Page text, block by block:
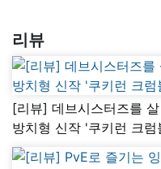
리뷰
[리뷰] 데브시스터즈를
방치형 신작 '쿠키런 크럼